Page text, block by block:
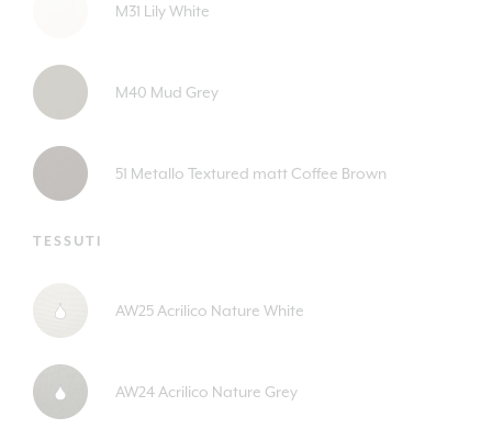
M31 Lily White
M40 Mud Grey
51 Metallo Textured matt Coffee Brown
TESSUTI
AW25 Acrilico Nature White
AW24 Acrilico Nature Grey